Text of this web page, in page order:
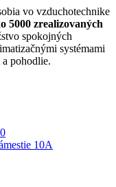
vo vzduchotechnike
5000 zrealizovaných
spokojných
systémami
pohodlie.
10A